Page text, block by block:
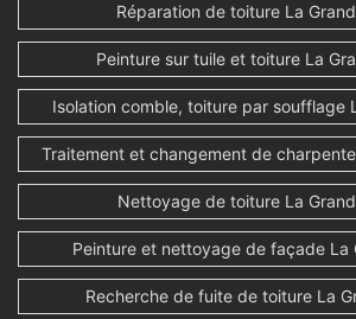
Réparation de toiture La
Peinture sur tuile et toiture La
Isolation comble, toiture par soufflage
Traitement et changement de
Nettoyage de toiture La
Peinture et nettoyage de façade La
Recherche de fuite de toiture La